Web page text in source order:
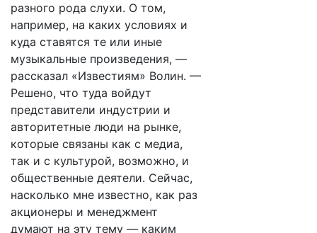
разного рода слухи. О том,
например, на каких условиях и
куда ставятся те или иные
музыкальные произведения, —
рассказал «Известиям» Волин. —
Решено, что туда войдут
представители индустрии и
авторитетные люди на рынке,
которые связаны как с медиа,
так и с культурой, возможно, и
общественные деятели. Сейчас,
насколько мне известно, как раз
акционеры и менеджмент
думают на эту тему — каким